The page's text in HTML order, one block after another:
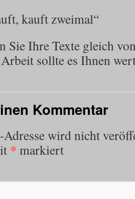
kauft zweimal“
Sie Ihre Texte gleich
sollte es Ihnen
Kommentar
wird nicht
* markiert